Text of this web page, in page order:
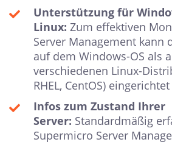
Unterstützung für
Linux: Zum effektiven
Server Management kann
auf dem Windows-OS als
verschiedenen Linux-
RHEL, CentOS)
Infos zum Zustand Ihrer
Server: Standardmäßig
Supermicro Server